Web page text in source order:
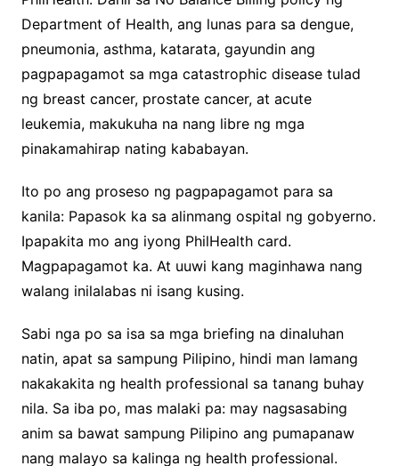
Department of Health, ang lunas para sa dengue,
pneumonia, asthma, katarata, gayundin ang
pagpapagamot sa mga catastrophic disease tulad
ng breast cancer, prostate cancer, at acute
leukemia, makukuha na nang libre ng mga
pinakamahirap nating kababayan.
Ito po ang proseso ng pagpapagamot para sa
kanila: Papasok ka sa alinmang ospital ng gobyerno.
Ipapakita mo ang iyong PhilHealth card.
Magpapagamot ka. At uuwi kang maginhawa nang
walang inilalabas ni isang kusing.
Sabi nga po sa isa sa mga briefing na dinaluhan
natin, apat sa sampung Pilipino, hindi man lamang
nakakakita ng health professional sa tanang buhay
nila. Sa iba po, mas malaki pa: may nagsasabing
anim sa bawat sampung Pilipino ang pumapanaw
nang malayo sa kalinga ng health professional.